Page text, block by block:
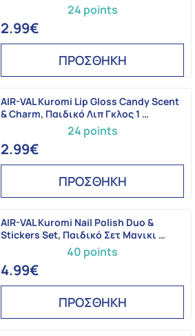
24 points
2.99€
ΠΡΟΣΘΗΚΗ
24 points
AIR-VAL Kuromi Lip Gloss Candy Scent
& Charm, Παιδικό Λιπ Γκλος 1 …
2.99€
ΠΡΟΣΘΗΚΗ
40 points
AIR-VAL Kuromi Nail Polish Duo &
Stickers Set, Παιδικό Σετ Μανικι …
4.99€
ΠΡΟΣΘΗΚΗ